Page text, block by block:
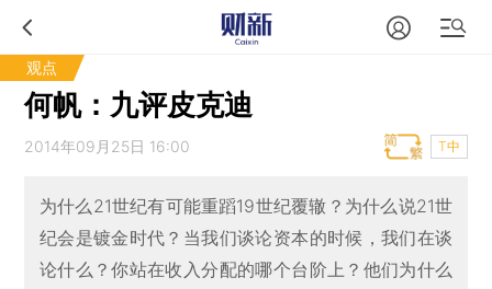
观点
何帆：九评皮克迪
2014年09月25日 16:00 T中
为什么21世纪有可能重蹈19世纪覆辙？为什么说21世
纪会是镀金时代？当我们谈论资本的时候，我们在谈
论什么？你站在收入分配的哪个台阶上？他们为什么